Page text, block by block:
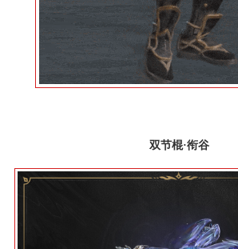
双节棍·衔谷